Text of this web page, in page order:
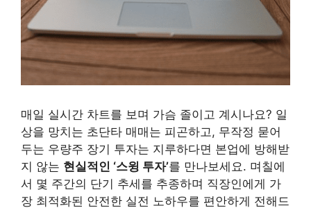
매일 실시간 차트를 보며 가슴 졸이고 계시나요? 일
상을 망치는 초단타 매매는 피곤하고, 무작정 묻어
두는 우량주 장기 투자는 지루하다면 본업에 방해받
지 않는 현실적인 ‘스윙 투자’를 만나보세요. 며칠에
서 몇 주간의 단기 추세를 추종하며 직장인에게 가
장 최적화된 안전한 실전 노하우를 편안하게 전해드